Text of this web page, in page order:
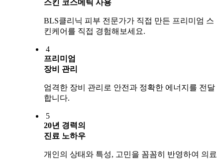
스킨 코스메틱 사용
BLS클리닉 피부 전문가가 직접 만든 프리미엄 스
킨케어를 직접 경험해보세요.
4
프리미엄
장비 관리
엄격한 장비 관리로 안전과 정확한 에너지를 전달
합니다.
5
20년 경력의
진료 노하우
개인의 상태와 특성, 고민을 꼼꼼히 반영하여 의료